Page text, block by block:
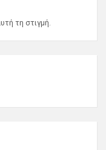
τη στιγμή.